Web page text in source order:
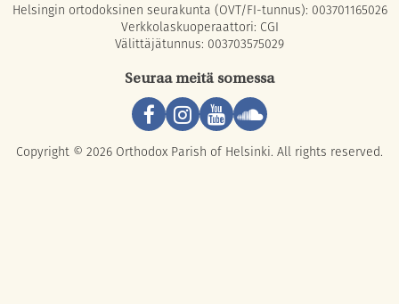
Helsingin ortodoksinen seurakunta (OVT/FI-tunnus): 003701165026
Verkkolaskuoperaattori: CGI
Välittäjätunnus: 003703575029
Seuraa meitä somessa
Copyright © 2026 Orthodox Parish of Helsinki. All rights reserved.